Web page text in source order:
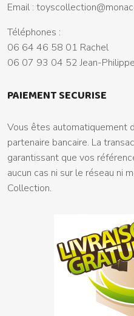
Email :
Téléphones :
06 64 46 58 01 Rachel
06 07 93 04 52 Jean-Philippe
PAIEMENT SECURISE
Vous êtes automatiquement
partenaire bancaire. La
garantissant que vos
aucun cas ni sur le réseau ni
Collection.